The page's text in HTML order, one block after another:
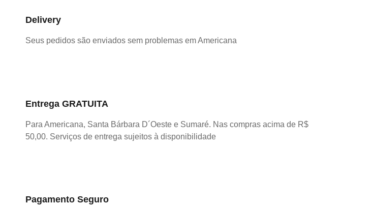
Delivery
Seus pedidos são enviados sem problemas em Americana
Entrega GRATUITA
Para Americana, Santa Bárbara D´Oeste e Sumaré. Nas compras acima de R$
50,00. Serviços de entrega sujeitos à disponibilidade
Pagamento Seguro